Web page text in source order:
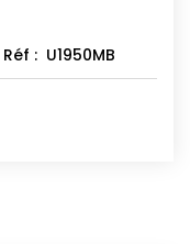
Réf : U1950MB